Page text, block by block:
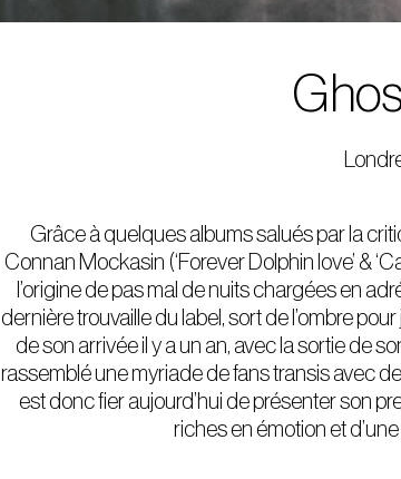
Grâce à quelques albums salués par la
Connan Mockasin (‘Forever Dolphin love’ &
l’origine de pas mal de nuits chargées en
dernière trouvaille du label, sort de l’ombre
de son arrivée il y a un an, avec la sortie de
rassemblé une myriade de fans transis avec
est donc fier aujourd’hui de présenter son
riches en émotion et